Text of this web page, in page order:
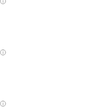
i
i